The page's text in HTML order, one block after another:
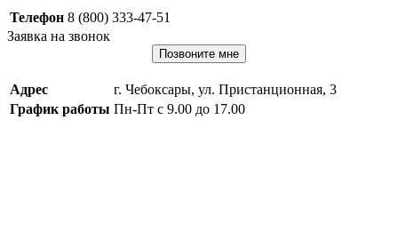
Телефон 8 (800) 333-47-51
Заявка на звонок
Позвоните мне
Адрес
г. Чебоксары, ул. Пристанционная, 3
График работы Пн-Пт с 9.00 до 17.00